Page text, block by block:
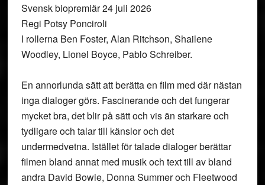
Svensk biopremiär 24 juli 2026
Regi Potsy Ponciroli
I rollerna Ben Foster, Alan Ritchson, Shailene
Woodley, Lionel Boyce, Pablo Schreiber.
En annorlunda sätt att berätta en film med där nästan
inga dialoger görs. Fascinerande och det fungerar
mycket bra, det blir på sätt och vis än starkare och
tydligare och talar till känslor och det
undermedvetna. Istället för talade dialoger berättar
filmen bland annat med musik och text till av bland
andra David Bowie, Donna Summer och Fleetwood